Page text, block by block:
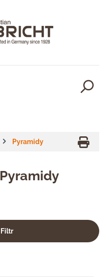
Pyramidy
Filtr